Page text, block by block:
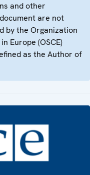
and other
are not
by the Organization
Europe (OSCE)
as the Author of